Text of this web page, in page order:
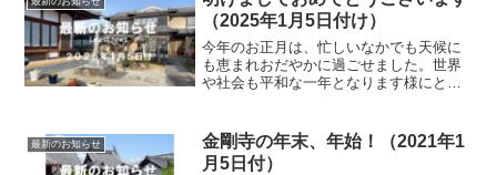
「波涛図」（３０襖及び１...
（2025年1月5日付け）
今年のお正月は、忙しいなかでも天候に
も恵まれおだやかに過ごせました。世界
や社会も平和な一年となります様にと、
日も思わぬ人から「見ていますよ」と言
っていただき嬉しくなり...
最新のお知らせ
金剛寺の年末、年始！（2021年1
月5日付）